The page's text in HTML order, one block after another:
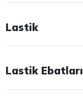
Lastik
Lastik Ebatları